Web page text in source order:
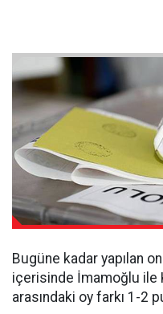
Bugüne kadar yapılan
içerisinde İmamoğlu ile
arasındaki oy farkı 1-2